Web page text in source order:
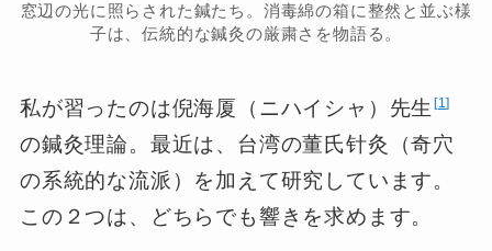
窓辺の光に照らされた鍼たち。消毒綿の箱に整然と並ぶ様
子は、伝統的な鍼灸の厳粛さを物語る。
私が習ったのは倪海厦（ニハイシャ）先生 1
の鍼灸理論。最近は、台湾の董氏针灸（奇穴
の系統的な流派）を加えて研究しています。
この２つは、どちらでも響きを求めます。